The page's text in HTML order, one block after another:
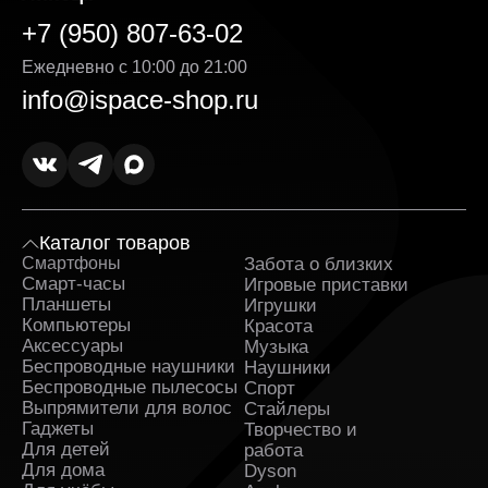
соответствовала ожиданиям — от первого клика на
сайте до получения на руки. Преимущества продажи
на нашей платформе:
Гибкая система оплаты. Вы можете выбрать
удобный способ — онлайн или при получении.
которой подробно указаны на странице товара.
Умная колонка Apple HomePod (2-го поколения,
окончательной — без навязанных услуг и
дополнительных комиссий. Мы делаем всё,
чтобы каждая покупка была действительно
выгодной.
Оригинальные товары в ассортименте с
гарантией. Вся продукция поставляется
напрямую от официальных дистрибьюторов. К
каждому заказу прилагаются гарантийные
документы.
Оперативная доставка Умная колонка Apple
HomePod (2-го поколения, 2023) в Липецке и
+7 (950) 807-63-02
Ежедневно с 10:00 до 21:00
info@ispace-shop.ru
Каталог товаров
Смартфоны
Смарт-часы
Планшеты
Компьютеры
Аксессуары
Беспроводные наушники
Беспроводные пылесосы
Выпрямители для волос
Гаджеты
Для детей
Для дома
Забота о близких
Игровые приставки
Игрушки
Красота
Музыка
Наушники
Спорт
Стайлеры
Творчество и
работа
Dyson